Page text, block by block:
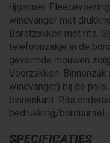
rijgsnoer.
windvanger met
Borstzakken met rits.
telefoonzakje in de
gevormde mouwen
Voorzakken.
windvanger) bij de
binnenkant. Rits
bedrukking/
SPECIFICATIES